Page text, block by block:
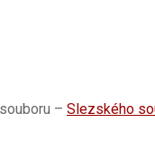
– Slezského